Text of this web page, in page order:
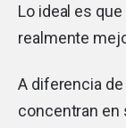
Lo ideal es
realmente
A diferencia
concentran en